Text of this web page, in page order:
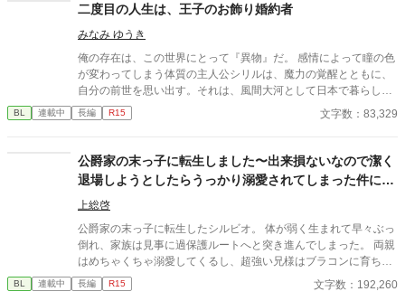
二度目の人生は、王子のお飾り婚約者
みなみ ゆうき
俺の存在は、この世界にとって『異物』だ。 感情によって瞳の色
が変わってしまう体質の主人公シリルは、魔力の覚醒とともに、
自分の前世を思い出す。それは、風間大河として日本で暮らして
いた記憶だけでなく、ある日突然、知らない世界に迷い込み、誰
からも必要とされず、わけもわからないまま、二十八年の人生が
が、前世の自分を、まるで異物のように排除した世界だと気付き
絶望するも、今度こそ自分の力で未来を切り開いていこうと決意
する。 しかし、魔力の多い人間が王族の婚約者となる厄介な慣習
のせいで、王子の婚約者に選ばれてしまい、公爵家の養子となる
ことに。前世で王族や貴族に良い印象がないシリルは、婚約者か
ら嫌われているのをいいことに、婚約破棄してもらえるよう画策
するも、なぜかそこに同じ歳の義弟も絡んできて、望まない方向
へ勝手に人生が進んでいき、更には前世の自分にまつわる真実を
知ることに…… 嫌われからの溺愛。カップリングはネタバレにな
BL 連載中 長編 R15 文字数：83,329
公爵家の末っ子に転生しました〜出来損ないなので潔く
退場しようとしたらうっかり溺愛されてしまった件につ
いて〜
上総啓
公爵家の末っ子に転生したシルビオ。 体が弱く生まれて早々ぶっ
倒れ、家族は見事に過保護ルートへと突き進んでしまった。 両親
はめちゃくちゃ溺愛してくるし、超強い兄様はブラコンに育ち弟
絶対守るマンに……。 せっかくファンタジーの世界に転生したん
だから魔法も使えたり？と思ったら、我が家に代々伝わる上位氷
BL 連載中 長編 R15 文字数：192,260